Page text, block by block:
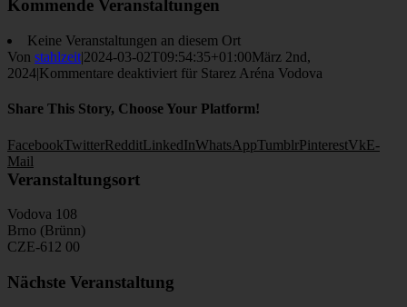
Kommende Veranstaltungen
Keine Veranstaltungen an diesem Ort
Von stahlzeit|2024-03-02T09:54:35+01:00März 2nd,
2024|Kommentare deaktiviert für Starez Aréna Vodova
Share This Story, Choose Your Platform!
FacebookTwitterRedditLinkedInWhatsAppTumblrPinterestVkE-
Mail
Veranstaltungsort
Vodova 108
Brno (Brünn)
CZE-612 00
Nächste Veranstaltung